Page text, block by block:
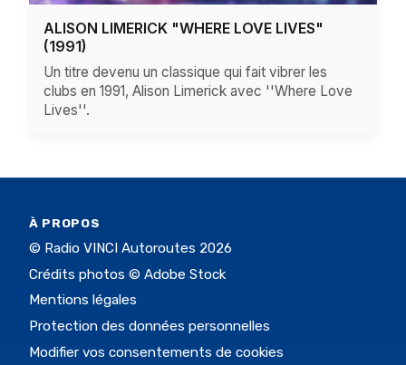
ALISON LIMERICK "WHERE LOVE LIVES"
(1991)
Un titre devenu un classique qui fait vibrer les
clubs en 1991, Alison Limerick avec ''Where Love
Lives''.
À PROPOS
© Radio VINCI Autoroutes 2026
Crédits photos © Adobe Stock
Mentions légales
Protection des données personnelles
Modifier vos consentements de cookies